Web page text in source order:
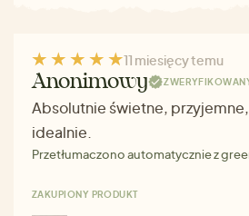
11 miesięcy temu
Anonimowy
Absolutnie świetne,
idealnie.
Przetłumaczono automatycznie z
ZAKUPIONY PRODUKT